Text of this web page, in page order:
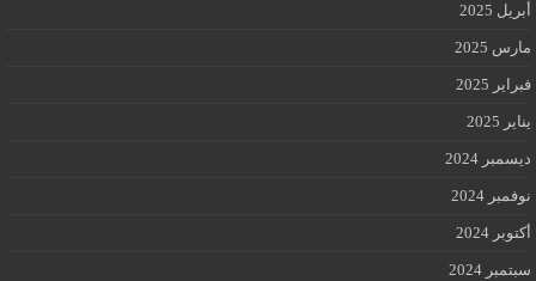
أبريل 2025
مارس 2025
فبراير 2025
يناير 2025
ديسمبر 2024
نوفمبر 2024
أكتوبر 2024
سبتمبر 2024